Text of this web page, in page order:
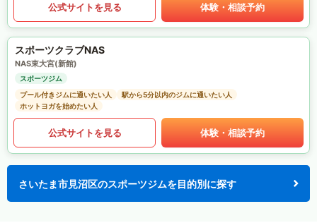
公式サイトを見る 体験・相談予約
スポーツクラブNAS
NAS東大宮(新館)
スポーツジム
プール付きジムに通いたい人
駅から5分以内のジムに通いたい人
ホットヨガを始めたい人
公式サイトを見る 体験・相談予約
さいたま市見沼区のスポーツジムを目的別に探す